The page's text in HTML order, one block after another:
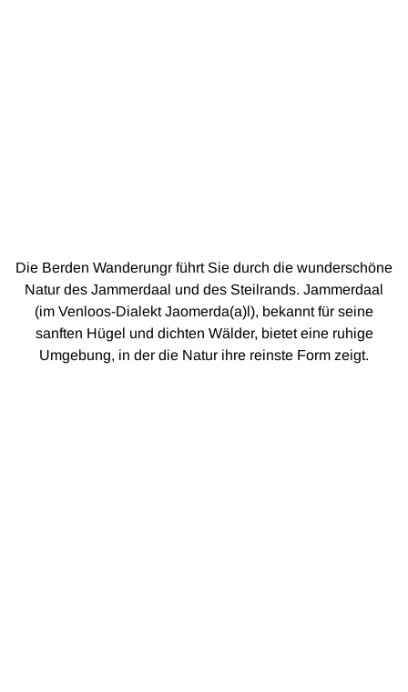
Die Berden Wanderungr führt Sie durch die wunderschöne
Natur des Jammerdaal und des Steilrands. Jammerdaal
(im Venloos-Dialekt Jaomerda(a)l), bekannt für seine
sanften Hügel und dichten Wälder, bietet eine ruhige
Umgebung, in der die Natur ihre reinste Form zeigt.